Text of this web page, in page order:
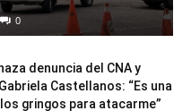
0
denuncia del CNA y
Castellanos: “Es una
gringos para atacarme”